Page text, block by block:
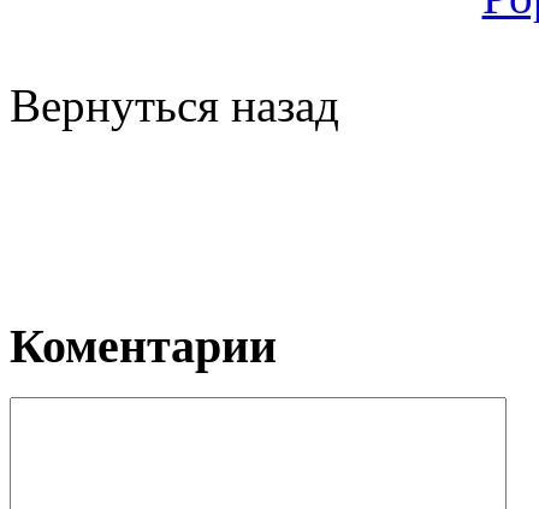
Вернуться назад
Коментарии